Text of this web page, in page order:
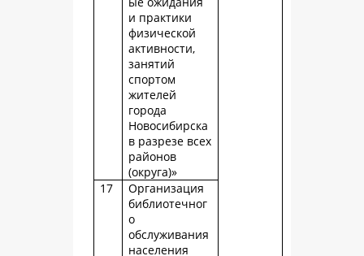
и практики
физической
активности,
занятий
спортом
жителей
города
Новосибирска
в разрезе всех
районов
(округа)»
17
Организация
библиотечног
о
обслуживания
населения